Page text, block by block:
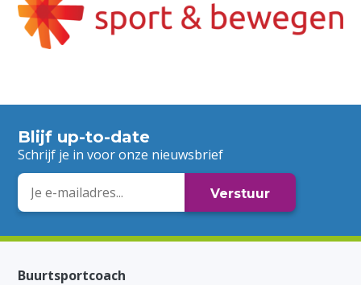
Blijf up-to-date
Schrijf je in voor onze nieuwsbrief
E-
mailadres
Buurtsportcoach